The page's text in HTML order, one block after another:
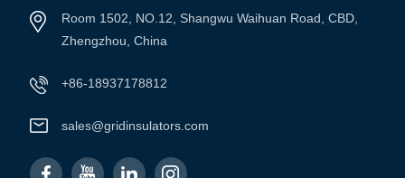
Room 1502, NO.12, Shangwu Waihuan Road, CBD,
Zhengzhou, China
+86-18937178812
sales@gridinsulators.com